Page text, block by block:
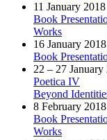
11 January 2018
Book
Works
16 January 2018
Book
22 – 27 January
Poetica IV
Beyond
8 February 2018
Book
Works